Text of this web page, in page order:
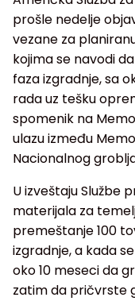
prošle nedelje
vezane za
kojima se navodi
faza izgradnje, sa
rada uz tešku
spomenik na
ulazu između
Nacionalnog
U izveštaju Službe
materijala za
premeštanje 100
izgradnje, a kada
oko 10 meseci da
zatim da pričvrste